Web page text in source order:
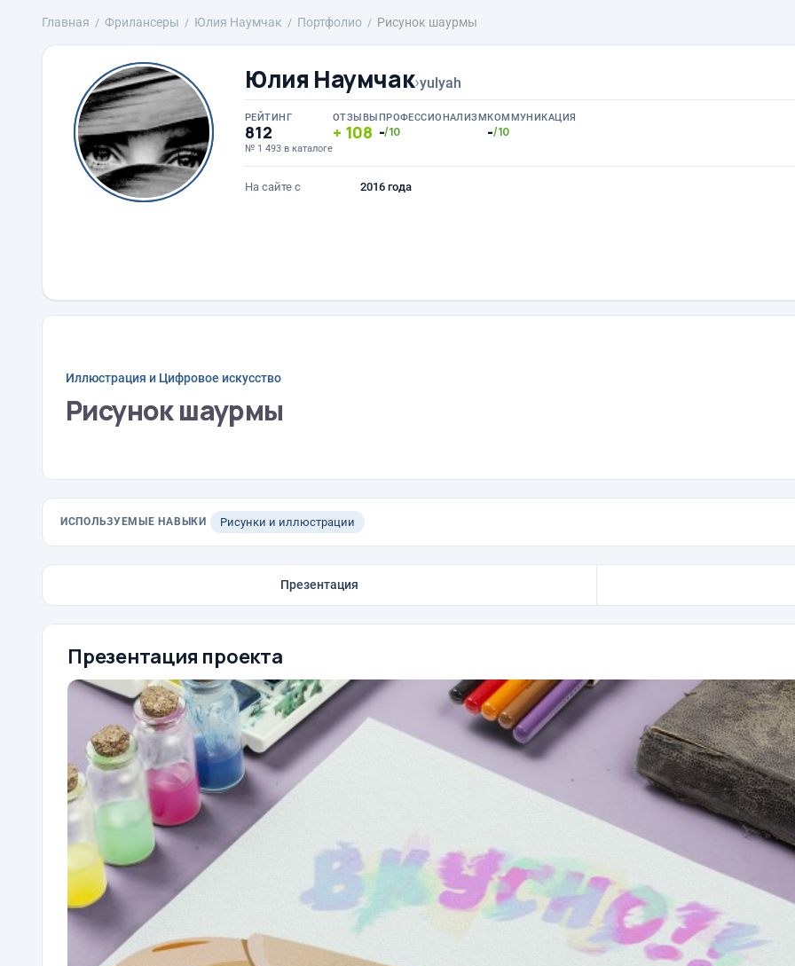
Главная Фрилансеры Юлия Наумчак Портфолио Рисунок шаурмы
Юлия Наумчак›yulyah
РЕЙТИНГ
812
№ 1 493 в каталоге
ОТЗЫВЫ
108
ПРОФЕССИОНАЛИЗМ
-/10
КОММУНИКАЦИЯ
-/10
На сайте с 2016 года
Иллюстрация и Цифровое искусство
Рисунок шаурмы
ИСПОЛЬЗУЕМЫЕ НАВЫКИ Рисунки и иллюстрации
Презентация
Презентация проекта